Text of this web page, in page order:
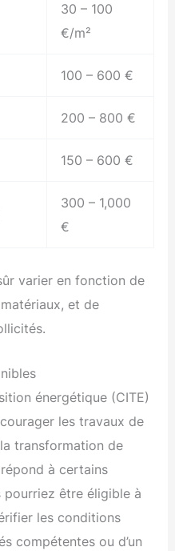
30 – 100
€/m²
100 – 600 €
200 – 800 €
150 – 600 €
300 – 1,000
€
varier en fonction de
et de
énergétique (CITE)
les travaux de
transformation de
à certains
pourriez être éligible à
les conditions
compétentes ou d’un